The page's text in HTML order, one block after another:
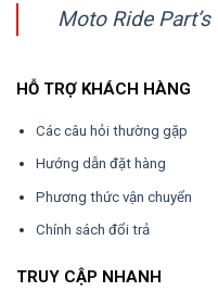
Moto Ride Part’s
HỖ TRỢ KHÁCH HÀNG
Các câu hỏi thường gặp
Hướng dẫn đặt hàng
Phương thức vận chuyển
Chính sách đổi trả
TRUY CẬP NHANH